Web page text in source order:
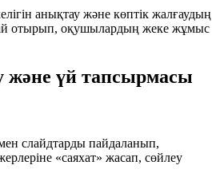
анықтау және көптік жалғаудың
отырып, оқушылардың жеке жұмыс
және үй тапсырмасы
слайдтарды пайдаланып,
«саяхат» жасап, сөйлеу